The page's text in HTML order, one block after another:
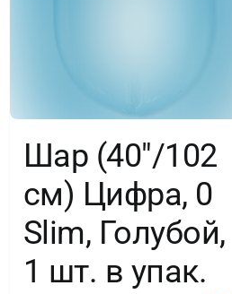
Шар (40″/102
см) Цифра, 0
Slim, Голубой,
1 шт. в упак.